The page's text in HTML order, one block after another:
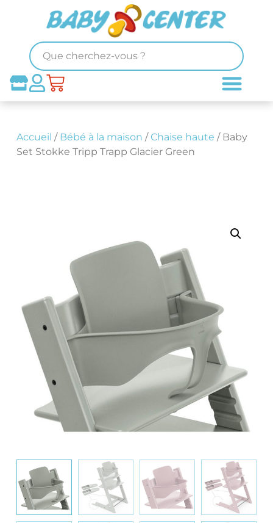
Accueil / Bébé à la maison /Chaise haute / Baby
Set Stokke Tripp Trapp Glacier Green